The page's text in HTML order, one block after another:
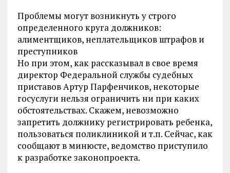
Проблемы могут возникнуть у строго
определенного круга должников:
алиментщиков, неплательщиков штрафов и
преступников
Но при этом, как рассказывал в свое время
директор Федеральной службы судебных
приставов Артур Парфенчиков, некоторые
госуслуги нельзя ограничить ни при каких
обстоятельствах. Скажем, невозможно
запретить должнику регистрировать ребенка,
пользоваться поликлиникой и т.п. Сейчас, как
сообщают в минюсте, ведомство приступило
к разработке законопроекта.